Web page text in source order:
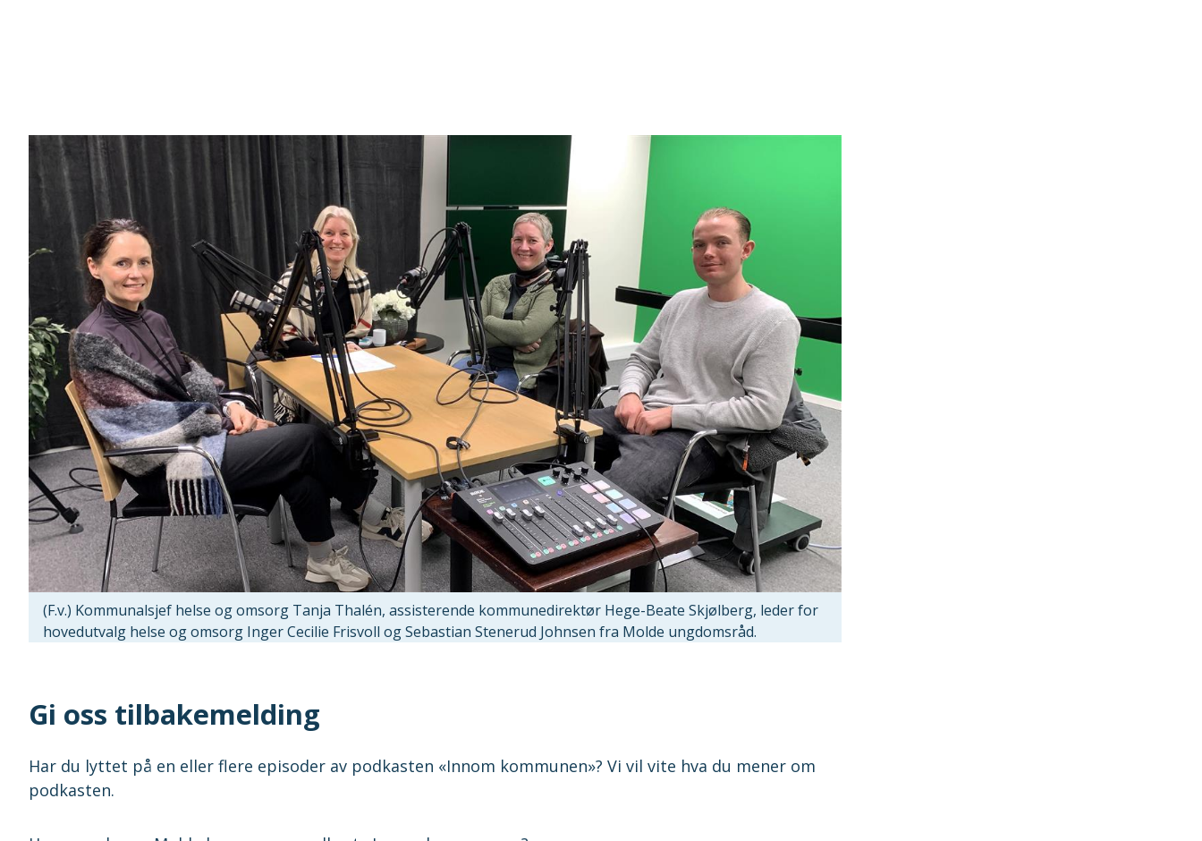
(F.v.) Kommunalsjef helse og omsorg Tanja Thalén, assisterende kommunedirektør Hege-Beate Skjølberg, leder for
hovedutvalg helse og omsorg Inger Cecilie Frisvoll og Sebastian Stenerud Johnsen fra Molde ungdomsråd.
Gi oss tilbakemelding
Har du lyttet på en eller flere episoder av podkasten «Innom kommunen»? Vi vil vite hva du mener om
podkasten.